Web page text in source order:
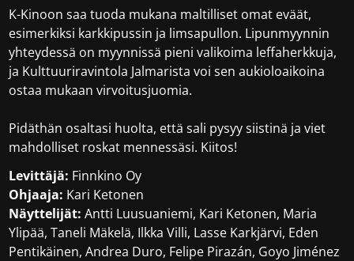
K-Kinoon saa tuoda mukana maltilliset omat eväät,
esimerkiksi karkkipussin ja limsapullon. Lipunmyynnin
yhteydessä on myynnissä pieni valikoima leffaherkkuja,
ja Kulttuuriravintola Jalmarista voi sen aukioloaikoina
ostaa mukaan virvoitusjuomia.
Pidäthän osaltasi huolta, että sali pysyy siistinä ja viet
mahdolliset roskat mennessäsi. Kiitos!
Levittäjä: Finnkino Oy
Ohjaaja: Kari Ketonen
Näyttelijät: Antti Luusuaniemi, Kari Ketonen, Maria
Ylipää, Taneli Mäkelä, Ilkka Villi, Lasse Karkjärvi, Eden
Pentikäinen, Andrea Duro, Felipe Pirazán, Goyo Jiménez